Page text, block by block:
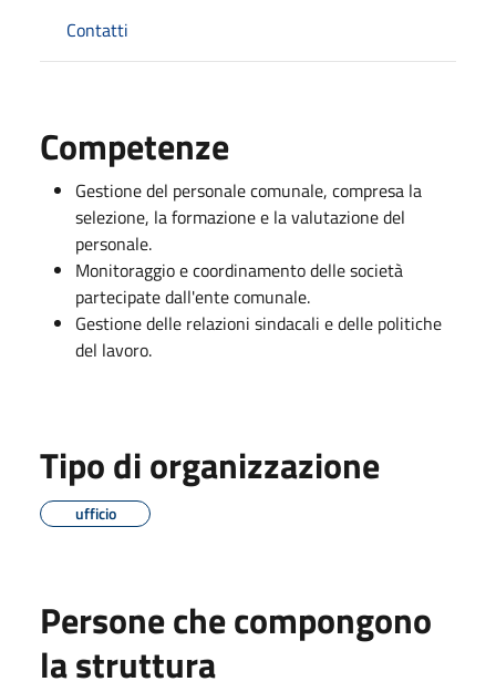
Contatti
Competenze
Gestione del personale comunale, compresa la
selezione, la formazione e la valutazione del
personale.
Monitoraggio e coordinamento delle società
partecipate dall'ente comunale.
Gestione delle relazioni sindacali e delle politiche
del lavoro.
Tipo di organizzazione
ufficio
Persone che compongono
la struttura